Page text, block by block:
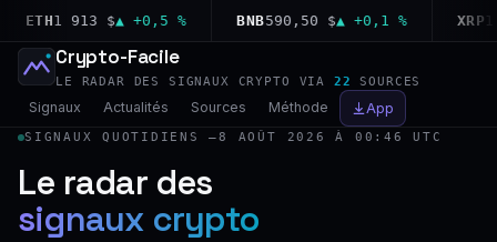
ETH1 913 $▲ +0,5 % BNB590,50 $▲ +0,1 % XRP
Crypto-Facile
LE RADAR DES SIGNAUX CRYPTO VIA 22 SOURCES
Signaux Actualités Sources Méthode App
SIGNAUX QUOTIDIENS —8 AOÛT 2026 À 00:46 UTC
Le radar des
signaux crypto